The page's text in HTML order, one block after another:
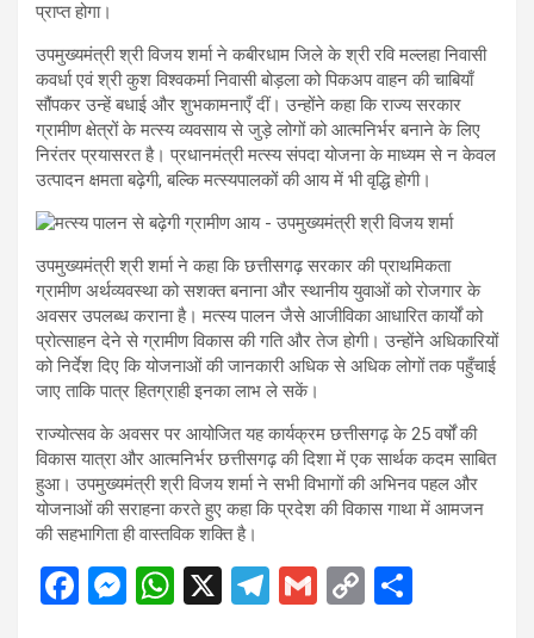
प्राप्त होगा।
उपमुख्यमंत्री श्री विजय शर्मा ने कबीरधाम जिले के श्री रवि मल्लहा निवासी
कवर्धा एवं श्री कुश विश्वकर्मा निवासी बोड़ला को पिकअप वाहन की चाबियाँ
सौंपकर उन्हें बधाई और शुभकामनाएँ दीं। उन्होंने कहा कि राज्य सरकार
ग्रामीण क्षेत्रों के मत्स्य व्यवसाय से जुड़े लोगों को आत्मनिर्भर बनाने के लिए
निरंतर प्रयासरत है। प्रधानमंत्री मत्स्य संपदा योजना के माध्यम से न केवल
उत्पादन क्षमता बढ़ेगी, बल्कि मत्स्यपालकों की आय में भी वृद्धि होगी।
उपमुख्यमंत्री श्री शर्मा ने कहा कि छत्तीसगढ़ सरकार की प्राथमिकता
ग्रामीण अर्थव्यवस्था को सशक्त बनाना और स्थानीय युवाओं को रोजगार के
अवसर उपलब्ध कराना है। मत्स्य पालन जैसे आजीविका आधारित कार्यों को
प्रोत्साहन देने से ग्रामीण विकास की गति और तेज होगी। उन्होंने अधिकारियों
को निर्देश दिए कि योजनाओं की जानकारी अधिक से अधिक लोगों तक पहुँचाई
जाए ताकि पात्र हितग्राही इनका लाभ ले सकें।
राज्योत्सव के अवसर पर आयोजित यह कार्यक्रम छत्तीसगढ़ के 25 वर्षों की
विकास यात्रा और आत्मनिर्भर छत्तीसगढ़ की दिशा में एक सार्थक कदम साबित
हुआ। उपमुख्यमंत्री श्री विजय शर्मा ने सभी विभागों की अभिनव पहल और
योजनाओं की सराहना करते हुए कहा कि प्रदेश की विकास गाथा में आमजन
की सहभागिता ही वास्तविक शक्ति है।
F
M
W
X
T
G
C